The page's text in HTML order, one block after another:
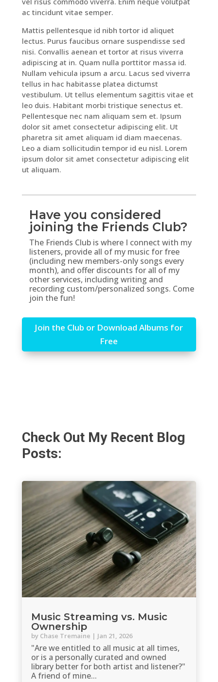
ac tincidunt vitae semper.
Mattis pellentesque id nibh tortor id aliquet
lectus. Purus faucibus ornare suspendisse sed
nisi. Convallis aenean et tortor at risus viverra
adipiscing at in. Quam nulla porttitor massa id.
Nullam vehicula ipsum a arcu. Lacus sed viverra
tellus in hac habitasse platea dictumst
vestibulum. Ut tellus elementum sagittis vitae et
leo duis. Habitant morbi tristique senectus et.
Pellentesque nec nam aliquam sem et. Ipsum
dolor sit amet consectetur adipiscing elit. Ut
pharetra sit amet aliquam id diam maecenas.
Leo a diam sollicitudin tempor id eu nisl. Lorem
ipsum dolor sit amet consectetur adipiscing elit
ut aliquam.
Have you considered
joining the Friends Club?
The Friends Club is where I connect with my
listeners, provide all of my music for free
(including new members-only songs every
month), and offer discounts for all of my
other services, including writing and
recording custom/personalized songs. Come
join the fun!
Join the Club or Download Albums for
Free
Check Out My Recent Blog
Posts:
Music Streaming vs. Music
Ownership
by Chase Tremaine | Jan 21, 2026
"Are we entitled to all music at all times,
or is a personally curated and owned
library better for both artist and listener?"
A friend of mine...